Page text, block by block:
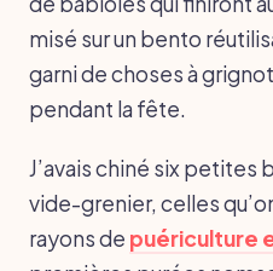
misé sur un bento
garni de choses à
pendant la fête.
J’avais chiné six petites
vide-grenier, celles
rayons de puériculture